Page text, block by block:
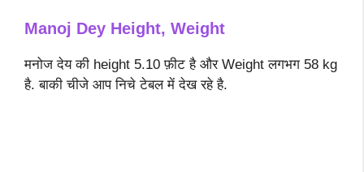
Manoj Dey Height, Weight
मनोज देय की height 5.10 फ़ीट है और Weight लगभग 58 kg
है. बाकी चीजे आप निचे टेबल में देख रहे है.